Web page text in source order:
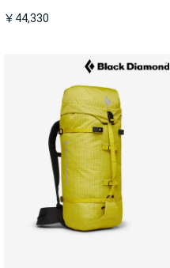
￥44,330